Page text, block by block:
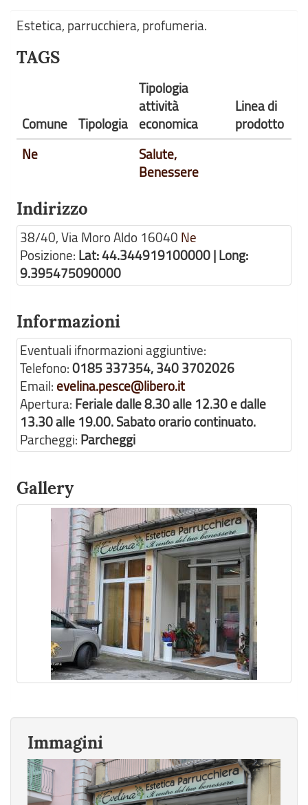
Estetica, parrucchiera, profumeria.
TAGS
Comune Tipologia
Tipologia
attività
economica
Linea di
prodotto
Ne
Salute,
Benessere
Indirizzo
38/40, Via Moro Aldo 16040 Ne
Posizione: Lat: 44.344919100000 | Long:
9.395475090000
Informazioni
Eventuali ifnormazioni aggiuntive:
Telefono:0185 337354, 340 3702026
Email: evelina.pesce@libero.it
Apertura: Feriale dalle 8.30 alle 12.30 e dalle
13.30 alle 19.00. Sabato orario continuato.
Parcheggi: Parcheggi
Gallery
Immagini